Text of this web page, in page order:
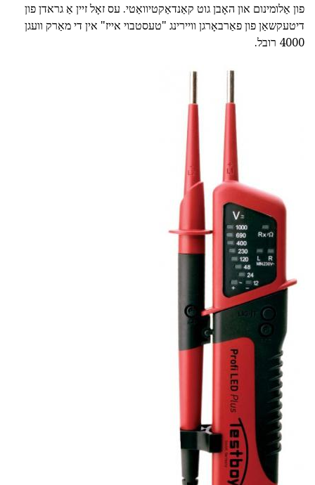
פון אַלומינום און האָבן גוט קאַנדאַקטיוואַטי. עס זאָל זיין אַ גראדן פון
דיטעקשאַן פון פאַרבאָרגן וויירינג "טעסטבוי אייז" אין די מאַרק וועגן
4000 רובל.